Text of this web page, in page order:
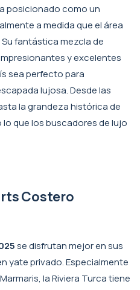
posicionado como un
a medida que el área
fantástica mezcla de
y excelentes
sea perfecto para
lujosa. Desde las
la grandeza histórica de
que los buscadores de lujo
Costero
se disfrutan mejor en sus
yate privado. Especialmente
la Riviera Turca tiene